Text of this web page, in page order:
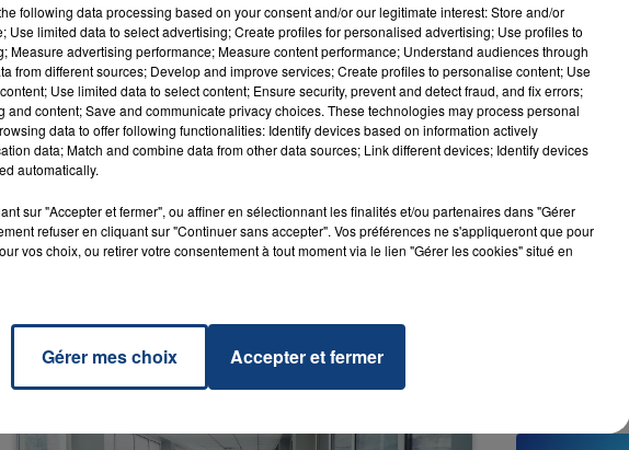
7h00 -
LA TEAM
RADIO CONTACT
LES
31 janvier
GIMS
A
following data processing based on your consent and/or our legitimate interest: Store and/or
Use limited data to select advertising; Create profiles for personalised advertising; Use profiles to
Measure advertising performance; Measure content performance; Understand audiences through
from different sources; Develop and improve services; Create profiles to personalise content; Use
Use limited data to select content; Ensure security, prevent and detect fraud, and fix errors;
and content; Save and communicate privacy choices. These technologies may process personal
data to offer following functionalities: Identify devices based on information actively
data; Match and combine data from other data sources; Link different devices; Identify devices
automatically.
sur "Accepter et fermer", ou affiner en sélectionnant les finalités et/ou partenaires dans "Gérer
refuser en cliquant sur "Continuer sans accepter". Vos préférences ne s'appliqueront que pour
vos choix, ou retirer votre consentement à tout moment via le lien "Gérer les cookies" situé en
Gérer mes choix Accepter et fermer